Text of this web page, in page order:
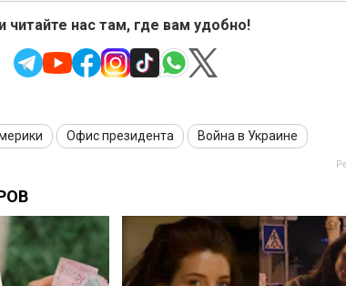
читайте нас там, где вам удобно!
Офис президента Война в Украине